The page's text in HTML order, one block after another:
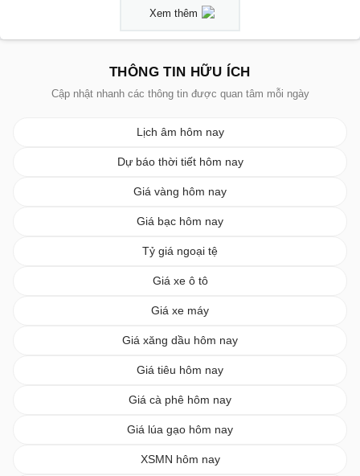
Xem thêm
THÔNG TIN HỮU ÍCH
Cập nhật nhanh các thông tin được quan tâm mỗi ngày
Lịch âm hôm nay
Dự báo thời tiết hôm nay
Giá vàng hôm nay
Giá bạc hôm nay
Tỷ giá ngoại tệ
Giá xe ô tô
Giá xe máy
Giá xăng dầu hôm nay
Giá tiêu hôm nay
Giá cà phê hôm nay
Giá lúa gạo hôm nay
XSMN hôm nay